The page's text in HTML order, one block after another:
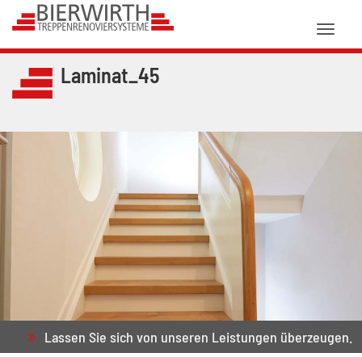
Laminat_45
Lassen Sie sich von unseren Leistungen überzeugen.